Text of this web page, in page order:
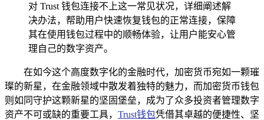
对 Trust 钱包连接不上这一常见状况，详细阐述解
决办法，帮助用户快速恢复钱包的正常连接，保障
其在使用钱包过程中的顺畅体验，让用户能安心管
理自己的数字资产。
在如今这个高度数字化的金融时代，加密货币宛如一颗璀
璨的新星，在金融领域中散发着独特的魅力，而加密货币钱包
则如同守护这颗新星的坚固堡垒，成为了众多投资者管理数字
资产不可或缺的重要工具， Trust钱包凭借其卓越的便捷性、坚